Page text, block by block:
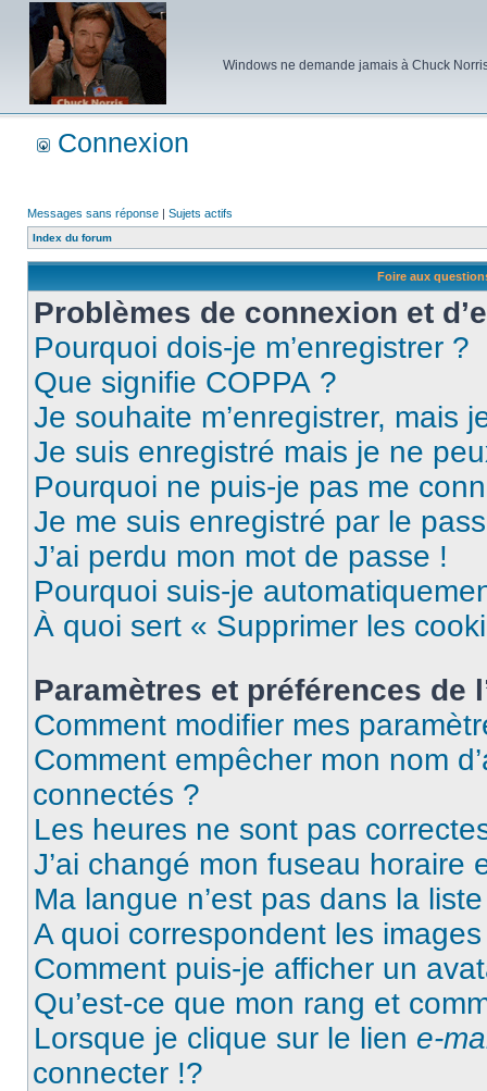
Windows ne demande jamais à Chuck
Connexion
Messages sans réponse | Sujets actifs
Index du forum
Foire aux
Problèmes de connexion et
Pourquoi dois-je m’enregistrer ?
Que signifie COPPA ?
Je souhaite m’enregistrer, mais
Je suis enregistré mais je ne
Pourquoi ne puis-je pas me
Je me suis enregistré par le
J’ai perdu mon mot de passe !
Pourquoi suis-je
À quoi sert « Supprimer les
Paramètres et préférences de
Comment modifier mes
Comment empêcher mon nom
connectés ?
Les heures ne sont pas
J’ai changé mon fuseau horaire
Ma langue n’est pas dans la
A quoi correspondent les
Comment puis-je afficher un
Qu’est-ce que mon rang et
Lorsque je clique sur le lien e-
connecter !?